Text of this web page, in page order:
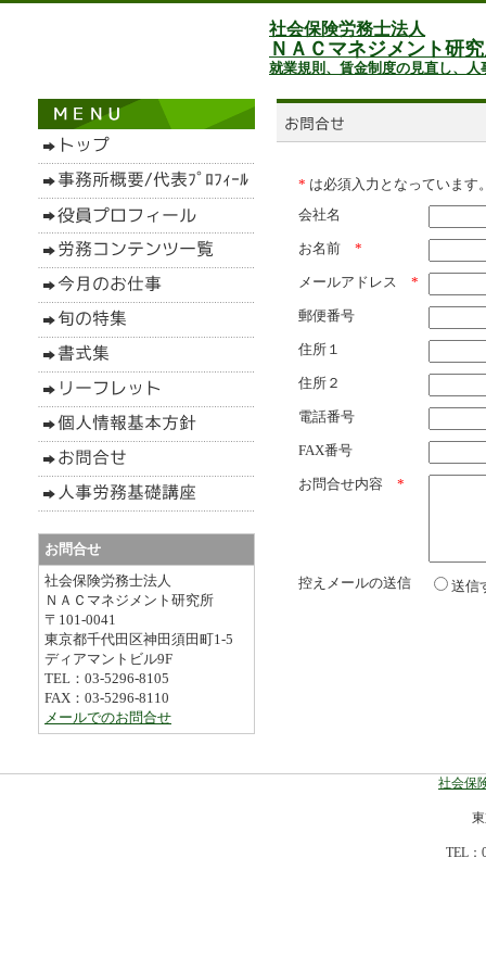
社会保険労務士法人
ＮＡＣマネジメント研
就業規則、賃金制度の見直し、
* は必須入力となっています
会社名
お名前 *
メールアドレス *
郵便番号
住所１
住所２
電話番号
FAX番号
お問合せ内容 *
控えメールの送信 送信
お問合せ
社会保険労務士法人
ＮＡＣマネジメント研究所
〒101-0041
東京都千代田区神田須田町1-5
ディアマントビル9F
TEL：03-5296-8105
FAX：03-5296-8110
メールでのお問合せ
社会保
TEL：